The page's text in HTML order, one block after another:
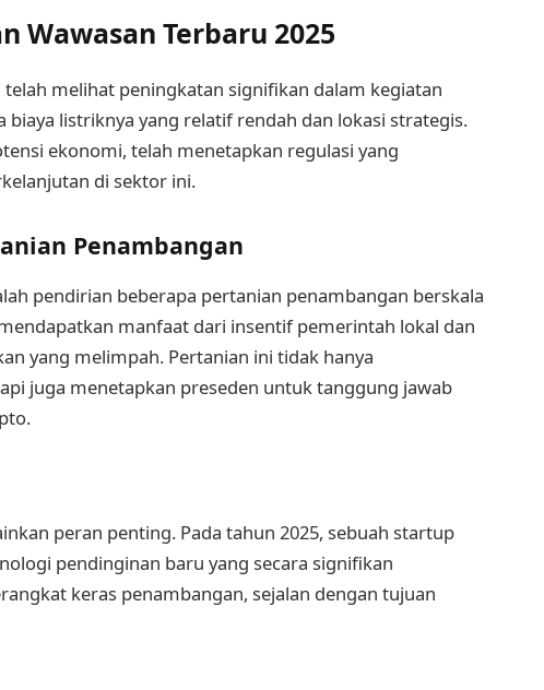
Wawasan Terbaru 2025
melihat peningkatan signifikan dalam kegiatan
listriknya yang relatif rendah dan lokasi strategis.
ekonomi, telah menetapkan regulasi yang
di sektor ini.
Penambangan
pendirian beberapa pertanian penambangan berskala
manfaat dari insentif pemerintah lokal dan
yang melimpah. Pertanian ini tidak hanya
juga menetapkan preseden untuk tanggung jawab
peran penting. Pada tahun 2025, sebuah startup
pendinginan baru yang secara signifikan
keras penambangan, sejalan dengan tujuan